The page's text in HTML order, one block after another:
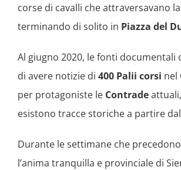
corse di cavalli che attraversavano
terminando di solito in Piazza del
Al giugno 2020, le fonti documentali
di avere notizie di 400 Palii corsi nel
per protagoniste le Contrade
esistono tracce storiche a partire
Durante le settimane che
l’anima tranquilla e provinciale di